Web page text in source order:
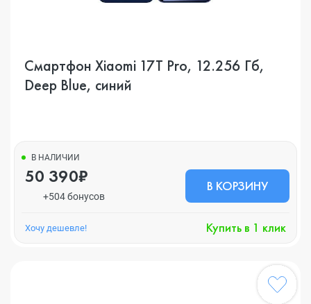
Смартфон Xiaomi 17T Pro, 12.256 Гб,
Deep Blue, синий
В НАЛИЧИИ
50 390₽
+504 бонусов
В КОРЗИНУ
Хочу дешевле! Купить в 1 клик